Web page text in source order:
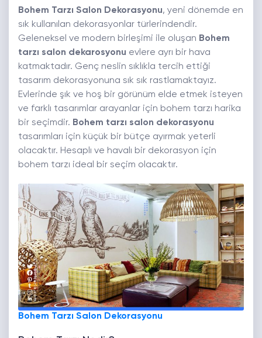
Bohem Tarzı Salon Dekorasyonu, yeni dönemde en
sık kullanılan dekorasyonlar türlerindendir.
Geleneksel ve modern birleşimi ile oluşan Bohem
tarzı salon dekarosyonu evlere ayrı bir hava
katmaktadır. Genç neslin sıklıkla tercih ettiği
tasarım dekorasyonuna sık sık rastlamaktayız.
Evlerinde şık ve hoş bir görünüm elde etmek isteyen
ve farklı tasarımlar arayanlar için bohem tarzı harika
bir seçimdir. Bohem tarzı salon dekorasyonu
tasarımları için küçük bir bütçe ayırmak yeterli
olacaktır. Hesaplı ve havalı bir dekorasyon için
bohem tarzı ideal bir seçim olacaktır.
Bohem Tarzı Salon Dekorasyonu